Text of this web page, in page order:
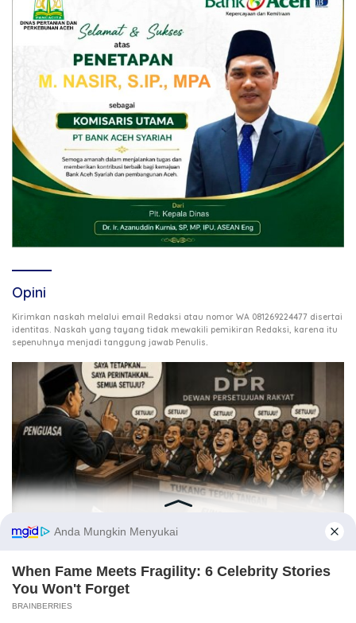
Opini
Kirimkan naskah melalui email Redaksi atau nomor WA 081269224477 disertai
identitas. Naskah yang tayang tidak mewakili pemikiran Redaksi, karena itu
sepenuhnya menjadi tanggung jawab Penulis
3 Agustus 2026
Ketika DPR Kehilangan Daya Kontrol, Siapa Mengawasi
Kekuasaan?